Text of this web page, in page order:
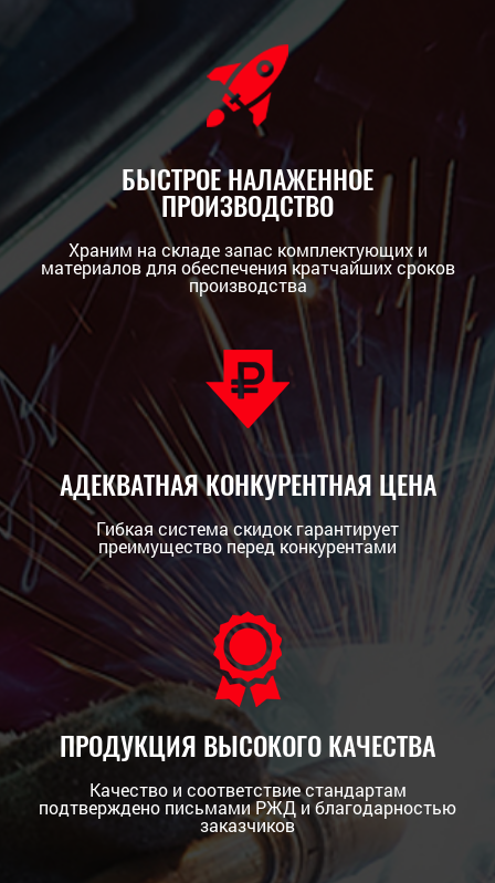
БЫСТРОЕ НАЛАЖЕННОЕ
ПРОИЗВОДСТВО
Храним на складе запас комплектующих и
материалов для обеспечения кратчайших сроков
производства
АДЕКВАТНАЯ КОНКУРЕНТНАЯ ЦЕНА
Гибкая система скидок гарантирует
преимущество перед конкурентами
ПРОДУКЦИЯ ВЫСОКОГО КАЧЕСТВА
Качество и соответствие стандартам
подтверждено письмами РЖД и благодарностью
заказчиков